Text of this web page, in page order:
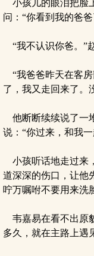
小孩儿的眼泪把脸
问：“你看到我的爸
“我不认识你爸。”
“我爸爸昨天在客房
了，我又走回来了。
他断断续续说了一
说：“你过来，和我
小孩听话地走过来
道深深的伤口，让他
咛万嘱咐不要用来洗
韦嘉易在看不出原
多久，就在主路上遇